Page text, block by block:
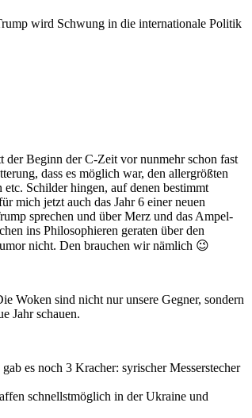
wird Schwung in die internationale Politik
der Beginn der C-Zeit vor nunmehr schon fast
dass es möglich war, den allergrößten
Schilder hingen, auf denen bestimmt
mich jetzt auch das Jahr 6 einer neuen
sprechen und über Merz und das Ampel-
ins Philosophieren geraten über den
nicht. Den brauchen wir nämlich 😉
Woken sind nicht nur unsere Gegner, sondern
Jahr schauen.
es noch 3 Kracher: syrischer Messerstecher
schnellstmöglich in der Ukraine und